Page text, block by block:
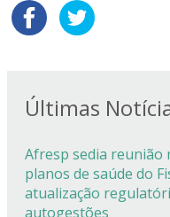
Últimas
Afresp sedia reunião
planos de saúde do
atualização
autogestões